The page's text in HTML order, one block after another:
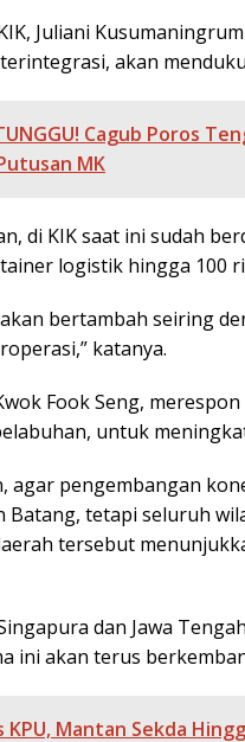
Juliani
akan
Cagub Poros
MK
di KIK saat ini sudah
logistik hingga 100
bertambah seiring
katanya.
Fook Seng,
untuk
agar pengembangan
Batang, tetapi seluruh
tersebut
dan Jawa
ini akan terus
KPU, Mantan Sekda